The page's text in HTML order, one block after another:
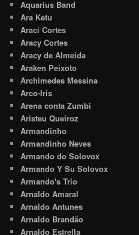
Aquarius Band
Ara Ketu
Araci Cortes
Aracy Cortes
Aracy de Almeida
Araken Peixoto
Archimedes Messina
Arco-Iris
Arena conta Zumbi
Aristeu Queiroz
Armandinho
Armandinho Neves
Armando do Solovox
Armando Y Su Solovox
Armando's Trio
Arnaldo Amaral
Arnaldo Antunes
Arnaldo Brandão
Arnaldo Estrella